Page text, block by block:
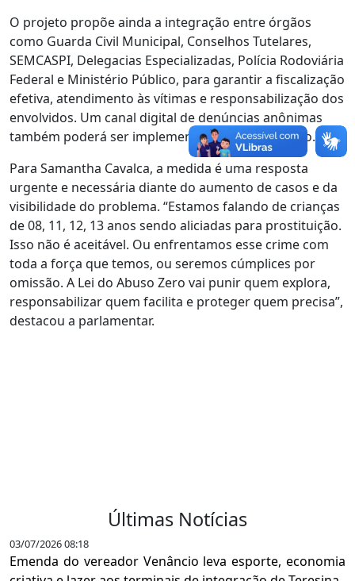
O projeto propõe ainda a integração entre órgãos
como Guarda Civil Municipal, Conselhos Tutelares,
SEMCASPI, Delegacias Especializadas, Polícia Rodoviária
Federal e Ministério Público, para garantir a fiscalização
efetiva, atendimento às vítimas e responsabilização dos
envolvidos. Um canal digital de denúncias anônimas
também poderá ser implementado pelo Município.
Para Samantha Cavalca, a medida é uma resposta
urgente e necessária diante do aumento de casos e da
visibilidade do problema. “Estamos falando de crianças
de 08, 11, 12, 13 anos sendo aliciadas para prostituição.
Isso não é aceitável. Ou enfrentamos esse crime com
toda a força que temos, ou seremos cúmplices por
omissão. A Lei do Abuso Zero vai punir quem explora,
responsabilizar quem facilita e proteger quem precisa”,
destacou a parlamentar.
Últimas Notícias
03/07/2026 08:18
Emenda do vereador Venâncio leva esporte, economia